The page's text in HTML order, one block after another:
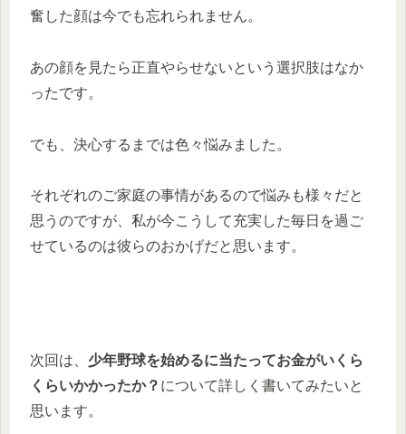
奮した顔は今でも忘れられません。
あの顔を見たら正直やらせないという選択肢はなか
ったです。
でも、決心するまでは色々悩みました。
それぞれのご家庭の事情があるので悩みも様々だと
思うのですが、私が今こうして充実した毎日を過ご
せているのは彼らのおかげだと思います。
次回は、 少年野球を始めるに当たってお金がいくら
くらいかかったか？ について詳しく書いてみたいと
思います。